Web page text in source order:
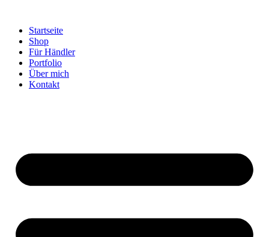
Startseite
Shop
Für Händler
Portfolio
Über mich
Kontakt